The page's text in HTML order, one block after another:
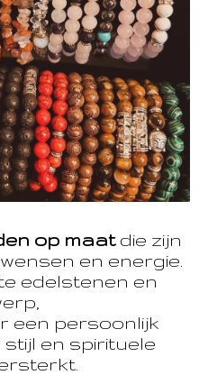
op maatdie zijn
en energie.
edelstenen en
een persoonlijk
en spirituele